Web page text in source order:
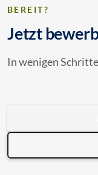
BEREIT?
Jetzt
In wenigen